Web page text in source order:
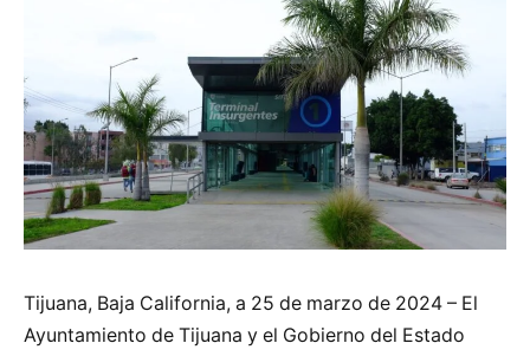
Tijuana, Baja California, a 25 de marzo de 2024 – El
Ayuntamiento de Tijuana y el Gobierno del Estado